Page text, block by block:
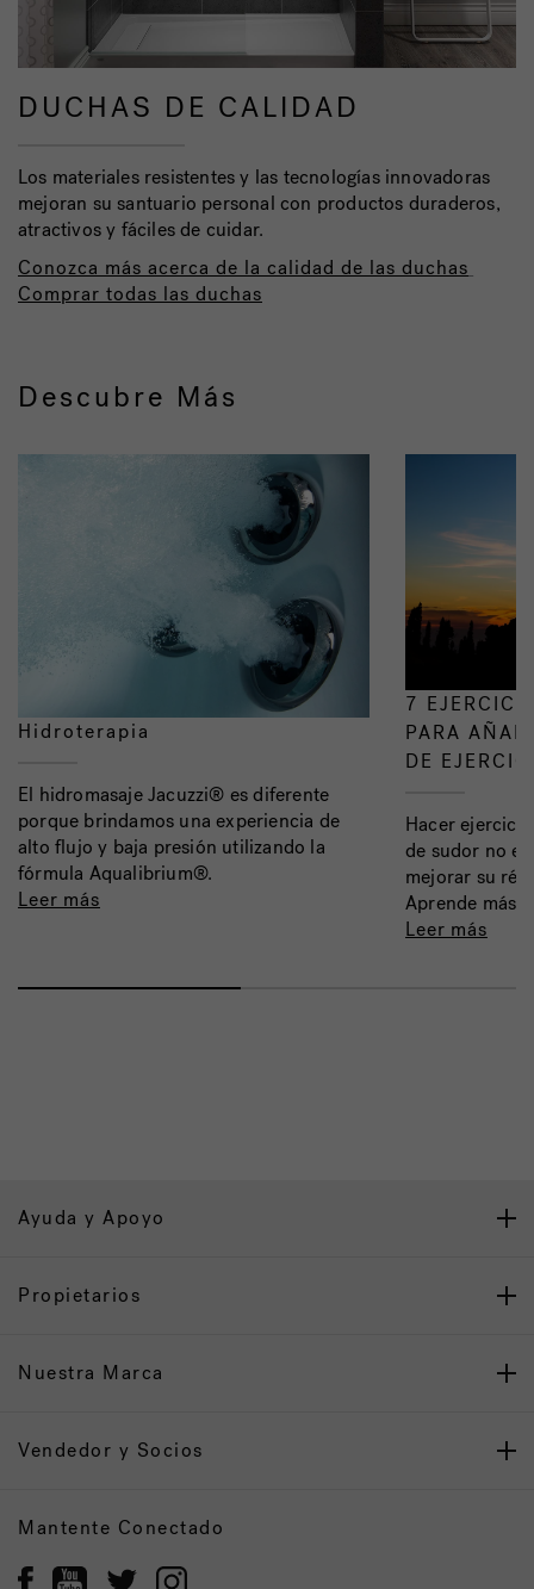
DUCHAS DE CALIDAD
Los materiales resistentes y las tecnologías innovadoras
mejoran su santuario personal con productos duraderos,
atractivos y fáciles de cuidar.
Conozca más acerca de la calidad de las duchas
Comprar todas las duchas
Descubre Más
Hidroterapia
El hidromasaje Jacuzzi® es diferente
porque brindamos una experiencia de
alto flujo y baja presión utilizando la
fórmula Aqualibrium®.
Leer más
7
PARA
DE
Hacer
de sudor no
mejorar su
Aprende más.
Leer más
Ayuda y Apoyo
Propietarios
Nuestra Marca
Vendedor y Socios
Mantente Conectado